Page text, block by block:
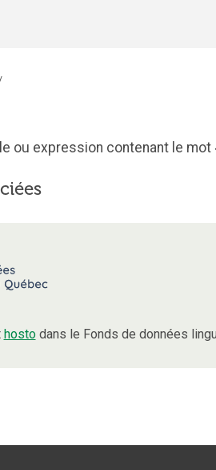
ou expression contenant le mot
hostodans le Fonds de données